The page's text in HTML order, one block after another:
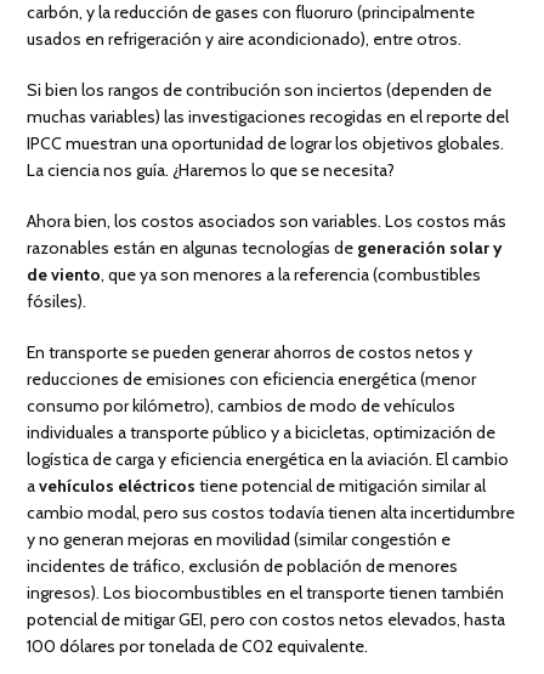
carbón, y la reducción de gases con fluoruro (principalmente
usados en refrigeración y aire acondicionado), entre otros.
Si bien los rangos de contribución son inciertos (dependen de
muchas variables) las investigaciones recogidas en el reporte del
IPCC muestran una oportunidad de lograr los objetivos globales.
La ciencia nos guía. ¿Haremos lo que se necesita?
Ahora bien, los costos asociados son variables. Los costos más
razonables están en algunas tecnologías de generación solar y
de viento, que ya son menores a la referencia (combustibles
fósiles).
En transporte se pueden generar ahorros de costos netos y
reducciones de emisiones con eficiencia energética (menor
consumo por kilómetro), cambios de modo de vehículos
individuales a transporte público y a bicicletas, optimización de
logística de carga y eficiencia energética en la aviación. El cambio
avehículos eléctricos tiene potencial de mitigación similar al
cambio modal, pero sus costos todavía tienen alta incertidumbre
y no generan mejoras en movilidad (similar congestión e
incidentes de tráfico, exclusión de población de menores
ingresos). Los biocombustibles en el transporte tienen también
potencial de mitigar GEI, pero con costos netos elevados, hasta
100 dólares por tonelada de C02 equivalente.